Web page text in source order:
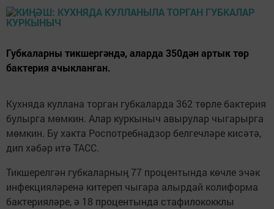
Губкаларны тикшергәндә, аларда 350дән артык төр
бактерия ачыкланган.
Кухняда куллана торган губкаларда 362 төрле бактерия
булырга мөмкин. Алар куркыныч авырулар чыгарырга
мөмкин. Бу хакта Роспотребнадзор белгечләре кисәтә,
дип хәбәр итә ТАСС.
Тикшерелгән губкаларның 77 процентында көчле эчәк
инфекцияләренә китереп чыгара алырдай колиформа
бактерияләре, ә 18 процентында стафилококклы